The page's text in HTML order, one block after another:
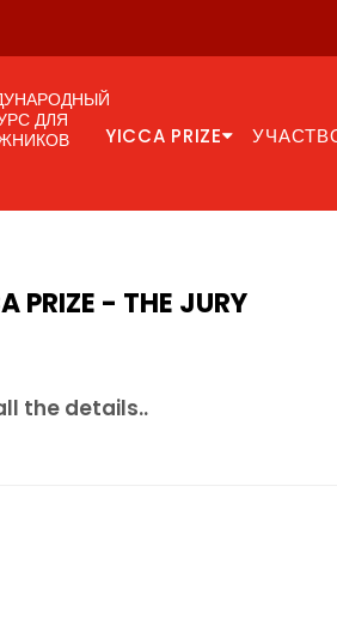
ДЛЯ
YICCA PRIZE
PRIZE - THE JURY
the details..